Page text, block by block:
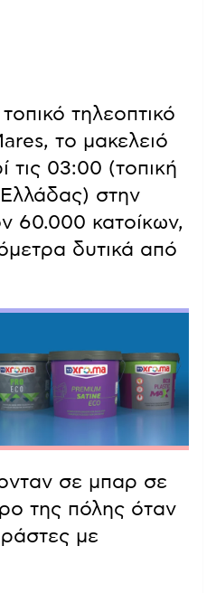
τηλεοπτικό
το μακελειό
τις 03:00 (τοπική
στην
60.000 κατοίκων,
δυτικά από
σε μπαρ σε
της πόλης όταν
με